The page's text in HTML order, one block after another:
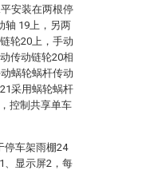
安装在两根停
轴 19上，另两
轮20上，手动
传动链轮20相
蜗轮蜗杆传动
采用蜗轮蜗杆
控制共享单车
停车架雨棚24
、显示屏2，每